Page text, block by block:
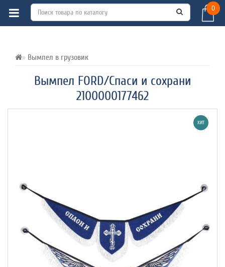
0
Вымпел в грузовик
Вымпел FORD/Спаси и сохрани
2100000177462
ВСЕ О ТОВАРЕ ХАРАКТЕРИСТИКИ
ХИТ